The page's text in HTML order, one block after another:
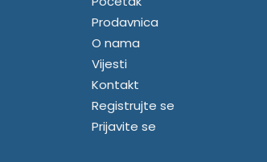
Prodavnica
O nama
Vijesti
Kontakt
Registrujte se
Prijavite se